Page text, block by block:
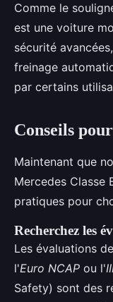
Comme le
est une voiture
sécurité
freinage
par certains
Conseils
Maintenant que
Mercedes Classe
pratiques pour
Recherchez les
Les évaluations
l'Euro NCAP ou l'
Safety) sont des